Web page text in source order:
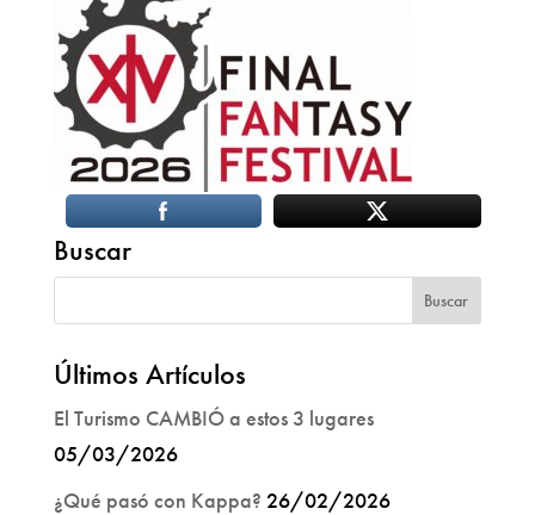
Buscar
Últimos Artículos
El Turismo CAMBIÓ a estos 3 lugares
05/03/2026
¿Qué pasó con Kappa? 26/02/2026